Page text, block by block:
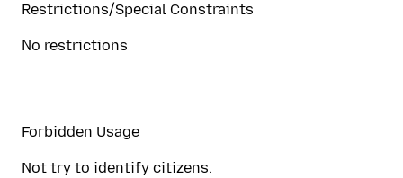
Restrictions/Special Constraints
No restrictions
Forbidden Usage
Not try to identify citizens.